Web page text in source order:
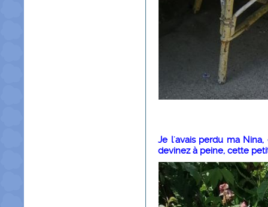
Je l'avais perdu ma
devinez à peine, cette